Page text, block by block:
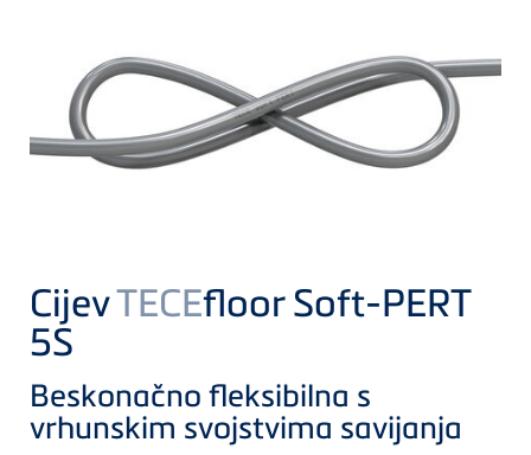
CijevTECEfloor Soft-PERT
5S
Beskonačno fleksibilna s
vrhunskim svojstvima savijanja